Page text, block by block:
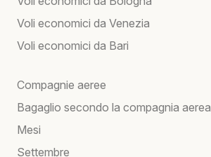
Voli economici da Venezia
Voli economici da Bari
Compagnie aeree
Bagaglio secondo la compagnia aerea
Mesi
Settembre